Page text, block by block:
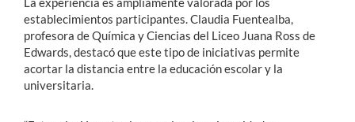
establecimientos participantes. Claudia Fuentealba,
profesora de Química y Ciencias del Liceo Juana Ross de
Edwards, destacó que este tipo de iniciativas permite
acortar la distancia entre la educación escolar y la
universitaria.